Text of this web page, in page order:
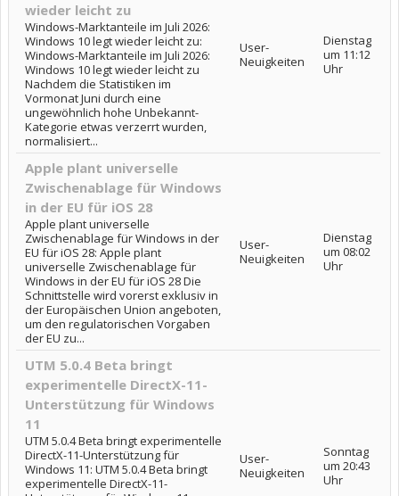
wieder leicht zu
Windows-Marktanteile im Juli 2026:
Windows 10 legt wieder leicht zu:
Windows-Marktanteile im Juli 2026:
Windows 10 legt wieder leicht zu
Nachdem die Statistiken im
Vormonat Juni durch eine
ungewöhnlich hohe Unbekannt-
Kategorie etwas verzerrt wurden,
normalisiert...
User-
Neuigkeiten
Dienstag
um 11:12
Uhr
Apple plant universelle
Zwischenablage für Windows
in der EU für iOS 28
Apple plant universelle
Zwischenablage für Windows in der
EU für iOS 28: Apple plant
universelle Zwischenablage für
Windows in der EU für iOS 28 Die
Schnittstelle wird vorerst exklusiv in
der Europäischen Union angeboten,
um den regulatorischen Vorgaben
der EU zu...
User-
Neuigkeiten
Dienstag
um 08:02
Uhr
UTM 5.0.4 Beta bringt
experimentelle DirectX-11-
Unterstützung für Windows
11
UTM 5.0.4 Beta bringt experimentelle
DirectX-11-Unterstützung für
Windows 11: UTM 5.0.4 Beta bringt
experimentelle DirectX-11-
User-
Neuigkeiten
Sonntag
um 20:43
Uhr